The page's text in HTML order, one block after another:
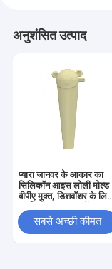
अनुशंसित उत्पाद
प्यारा जानवर के आकार का
सिलिकॉन आइस लोली मोल्ड ️
बीपीए मुक्त, डिशवॉशर के लिए
आइसक्रीम
सबसे अच्छी कीमत